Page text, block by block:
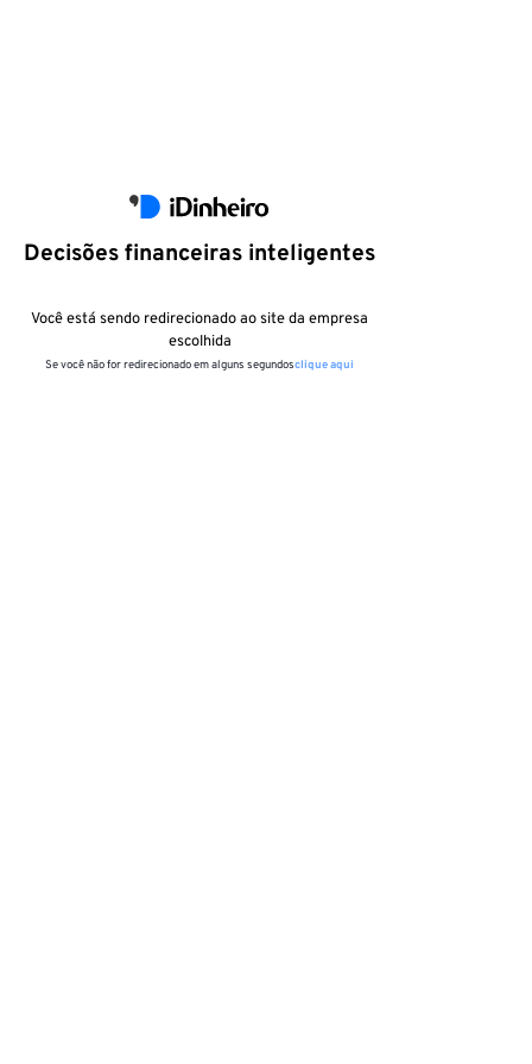
Decisões financeiras inteligentes
Você está sendo redirecionado ao site da empresa
escolhida
Se você não for redirecionado em alguns segundosclique aqui